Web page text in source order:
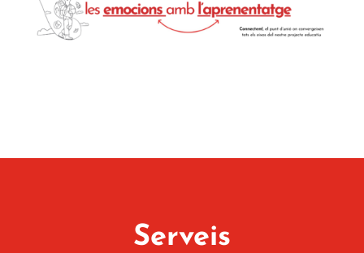
Serveis